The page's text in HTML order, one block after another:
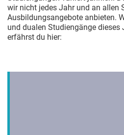
wir nicht jedes Jahr und an allen
Ausbildungsangebote anbieten.
und dualen Studiengänge dieses
erfährst du hier: